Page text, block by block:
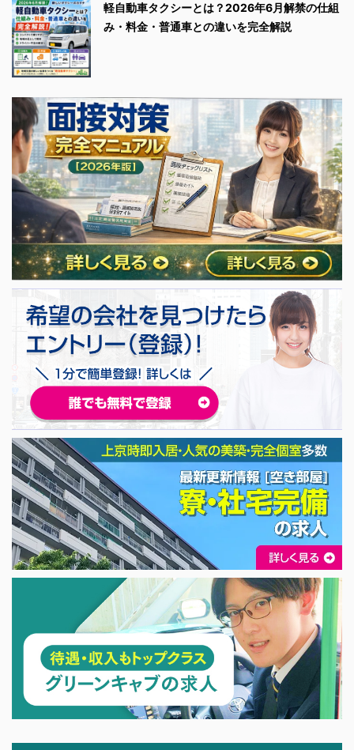
軽自動車タクシーとは？2026年6月解禁の仕組
み・料金・普通車との違いを完全解説